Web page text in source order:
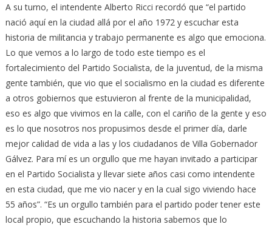
A su turno, el intendente Alberto Ricci recordó que “el partido
nació aquí en la ciudad allá por el año 1972 y escuchar esta
historia de militancia y trabajo permanente es algo que emociona.
Lo que vemos a lo largo de todo este tiempo es el
fortalecimiento del Partido Socialista, de la juventud, de la misma
gente también, que vio que el socialismo en la ciudad es diferente
a otros gobiernos que estuvieron al frente de la municipalidad,
eso es algo que vivimos en la calle, con el cariño de la gente y eso
es lo que nosotros nos propusimos desde el primer día, darle
mejor calidad de vida a las y los ciudadanos de Villa Gobernador
Gálvez. Para mí es un orgullo que me hayan invitado a participar
en el Partido Socialista y llevar siete años casi como intendente
en esta ciudad, que me vio nacer y en la cual sigo viviendo hace
55 años”. “Es un orgullo también para el partido poder tener este
local propio, que escuchando la historia sabemos que lo